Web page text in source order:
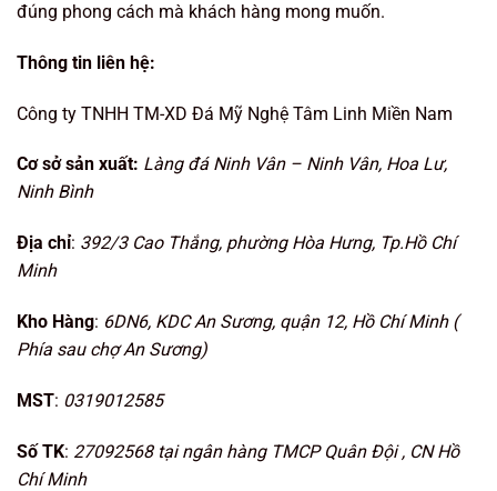
đúng phong cách mà khách hàng mong muốn.
Thông tin liên hệ:
Công ty TNHH TM-XD Đá Mỹ Nghệ Tâm Linh Miền Nam
Cơ sở sản xuất: Làng đá Ninh Vân – Ninh Vân, Hoa Lư,
Ninh Bình
Địa chỉ: 392/3 Cao Thắng, phường Hòa Hưng, Tp.Hồ Chí
Minh
Kho Hàng: 6DN6, KDC An Sương, quận 12, Hồ Chí Minh (
Phía sau chợ An Sương)
MST: 0319012585
Số TK: 27092568 tại ngân hàng TMCP Quân Đội , CN Hồ
Chí Minh